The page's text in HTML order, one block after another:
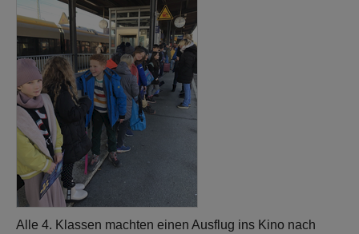
Alle 4. Klassen machten einen Ausflug ins Kino nach